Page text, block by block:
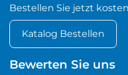
Bestellen Sie jetzt
Katalog Bestellen
Bewerten Sie uns